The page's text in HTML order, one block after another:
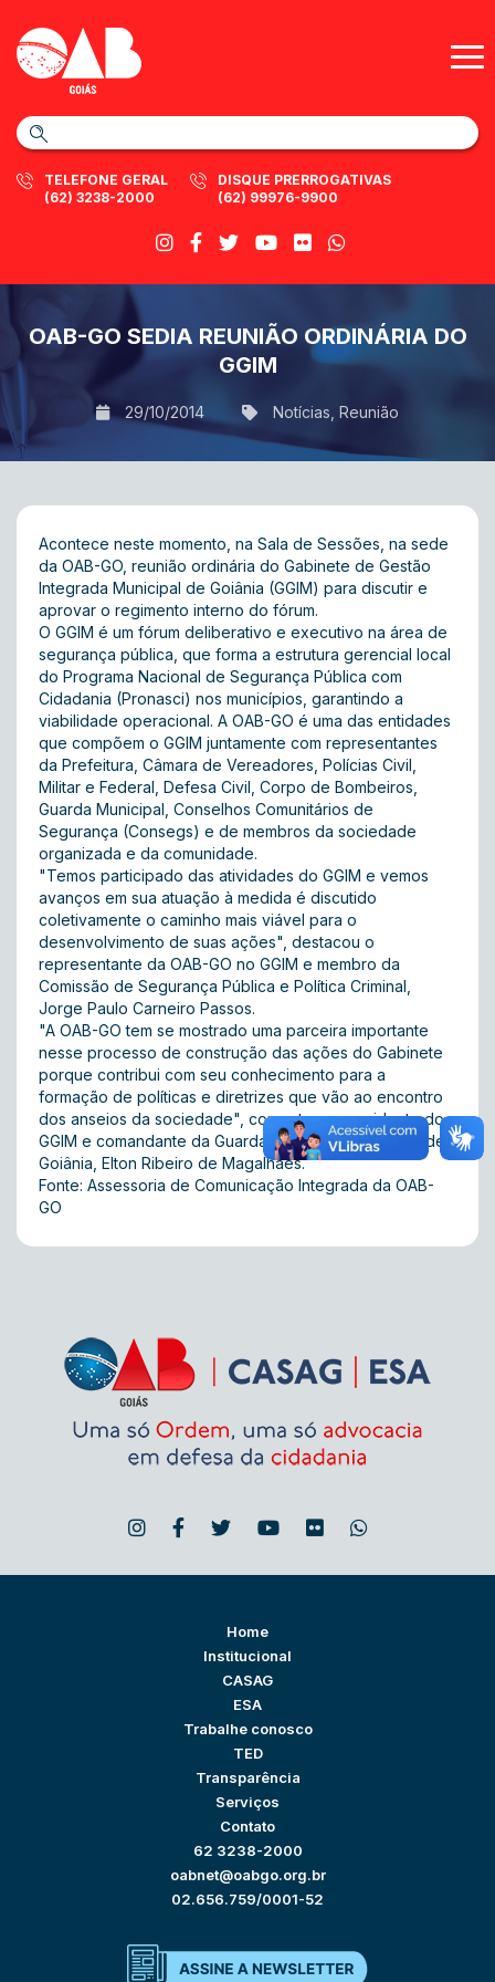
TELEFONE GERAL
(62) 3238-2000
DISQUE PRERROGATIVAS
(62) 99976-9900
OAB-GO SEDIA REUNIÃO ORDINÁRIA DO
GGIM
29/10/2014 Notícias Reunião
Acontece neste momento, na Sala de Sessões, na sede
da OAB-GO, reunião ordinária do Gabinete de Gestão
Integrada Municipal de Goiânia (GGIM) para discutir e
aprovar o regimento interno do fórum.
O GGIM é um fórum deliberativo e executivo na área de
segurança pública, que forma a estrutura gerencial local
do Programa Nacional de Segurança Pública com
Cidadania (Pronasci) nos municípios, garantindo a
viabilidade operacional. A OAB-GO é uma das entidades
que compõem o GGIM juntamente com representantes
da Prefeitura, Câmara de Vereadores, Polícias Civil,
Militar e Federal, Defesa Civil, Corpo de Bombeiros,
Guarda Municipal, Conselhos Comunitários de
Segurança (Consegs) e de membros da sociedade
organizada e da comunidade.
"Temos participado das atividades do GGIM e vemos
avanços em sua atuação à medida é discutido
coletivamente o caminho mais viável para o
desenvolvimento de suas ações", destacou o
representante da OAB-GO no GGIM e membro da
Comissão de Segurança Pública e Política Criminal,
Jorge Paulo Carneiro Passos.
"A OAB-GO tem se mostrado uma parceira importante
nesse processo de construção das ações do Gabinete
porque contribui com seu conhecimento para a
formação de políticas e diretrizes que vão ao encontro
dos anseios da sociedade", comentou o presidente do
GGIM e comandante da Guarda Civil e Metropolitana de
Goiânia, Elton Ribeiro de Magalhães.
Fonte: Assessoria de Comunicação Integrada da OAB-
GO
Home
Institucional
CASAG
ESA
Trabalhe conosco
TED
Transparência
Serviços
Contato
62 3238-2000
oabnet@oabgo.org.br
02.656.759/0001-52